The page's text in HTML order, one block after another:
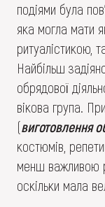
подіями була
яка могла мати
ритуалістикою,
Найбільш
обрядової
вікова група.
(виготовлення
костюмів,
менш важливою
оскільки мала